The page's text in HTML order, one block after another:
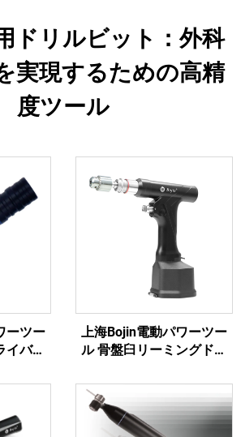
ドリルビット：外科
実現するための高精
度ツール
ーツー
イバー
上海Bojin電動パワーツー
ル 骨盤臼リーミングドリ
節外傷用システム5000